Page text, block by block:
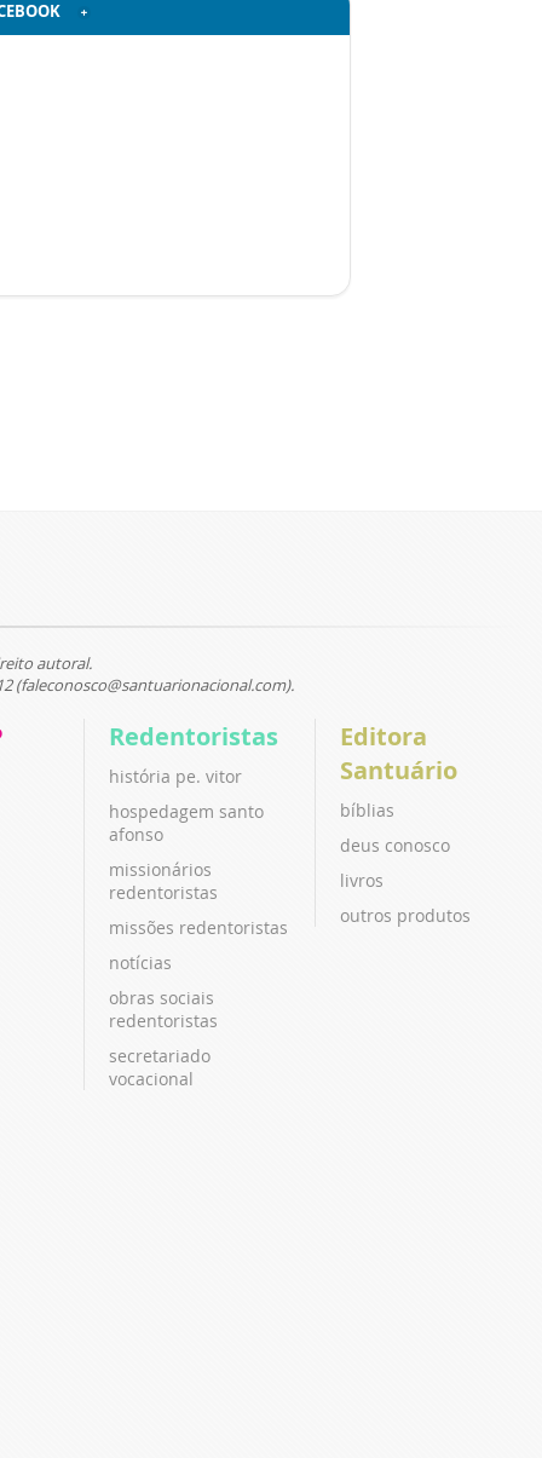
autoral.
(faleconosco@santuarionacional.com).
Redentoristas
história pe. vitor
hospedagem santo
afonso
missionários
redentoristas
missões redentoristas
notícias
obras sociais
redentoristas
secretariado
vocacional
Editora
Santuário
bíblias
deus conosco
livros
outros produtos